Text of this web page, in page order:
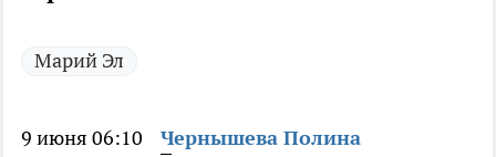
Марий Эл
9 июня 06:10 Чернышева Полина